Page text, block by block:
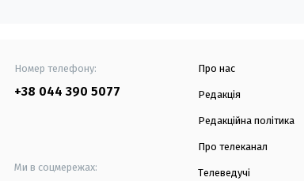
Номер телефону:
+38 044 390 5077
Ми в соцмережах:
Про нас
Редакція
Редакційна політика
Про телеканал
Телеведучі